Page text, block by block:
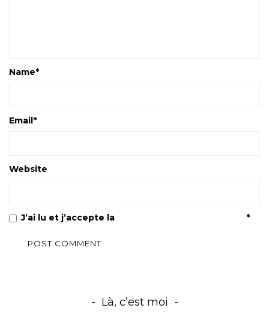
Name*
Email*
Website
J’ai lu et j’accepte la *
Là, c’est moi